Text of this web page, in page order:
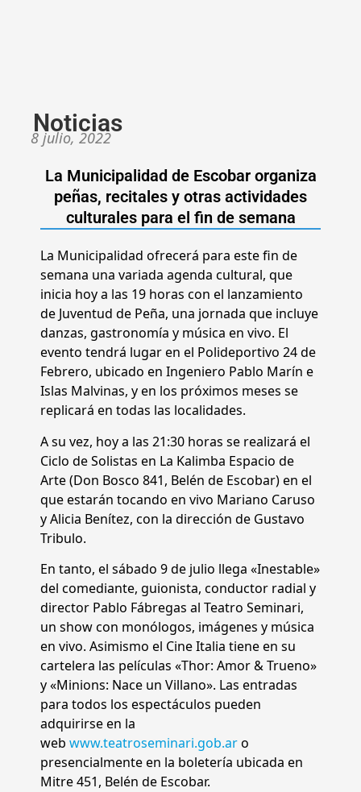
Noticias
8 julio, 2022
La Municipalidad de Escobar organiza
peñas, recitales y otras actividades
culturales para el fin de semana
La Municipalidad ofrecerá para este fin de
semana una variada agenda cultural, que
inicia hoy a las 19 horas con el lanzamiento
de Juventud de Peña, una jornada que incluye
danzas, gastronomía y música en vivo. El
evento tendrá lugar en el Polideportivo 24 de
Febrero, ubicado en Ingeniero Pablo Marín e
Islas Malvinas, y en los próximos meses se
replicará en todas las localidades.
A su vez, hoy a las 21:30 horas se realizará el
Ciclo de Solistas en La Kalimba Espacio de
Arte (Don Bosco 841, Belén de Escobar) en el
que estarán tocando en vivo Mariano Caruso
y Alicia Benítez, con la dirección de Gustavo
Tribulo.
En tanto, el sábado 9 de julio llega «Inestable»
del comediante, guionista, conductor radial y
director Pablo Fábregas al Teatro Seminari,
un show con monólogos, imágenes y música
en vivo. Asimismo el Cine Italia tiene en su
cartelera las películas «Thor: Amor & Trueno»
y «Minions: Nace un Villano». Las entradas
para todos los espectáculos pueden
adquirirse en la
web www.teatroseminari.gob.aro
presencialmente en la boletería ubicada en
Mitre 451, Belén de Escobar.